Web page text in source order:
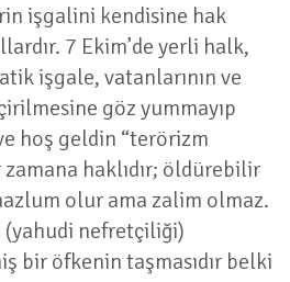
işgalini kendisine hak
7 Ekim’de yerli halk,
işgale, vatanlarının ve
göz yummayıp
hoş geldin “terörizm
zamana haklıdır; öldürebilir
olur ama zalim olmaz.
nefretçiliği)
bir öfkenin taşmasıdır belki